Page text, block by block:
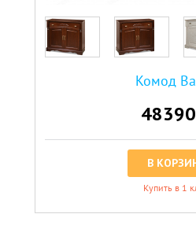
Комод
В
Купить в 1